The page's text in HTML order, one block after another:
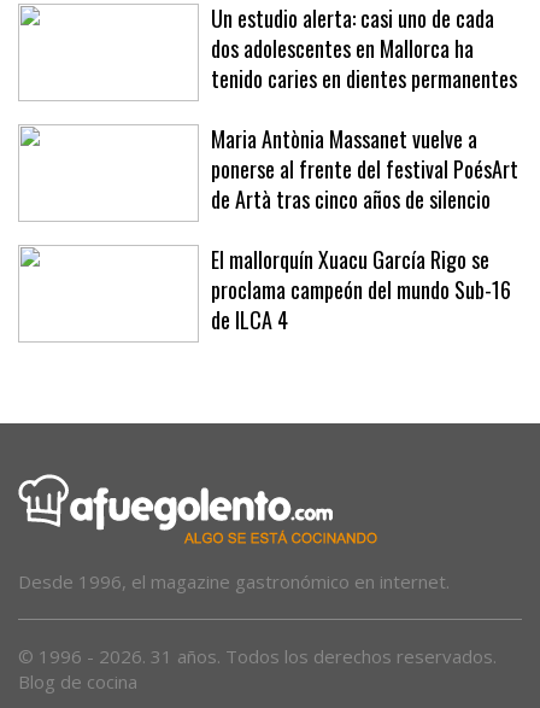
Un estudio alerta: casi uno de cada
dos adolescentes en Mallorca ha
tenido caries en dientes permanentes
Maria Antònia Massanet vuelve a
ponerse al frente del festival PoésArt
de Artà tras cinco años de silencio
El mallorquín Xuacu García Rigo se
proclama campeón del mundo Sub-16
de ILCA 4
Desde 1996, el magazine gastronómico en internet.
© 1996 - 2026. 31 años. Todos los derechos reservados.
Blog de cocina